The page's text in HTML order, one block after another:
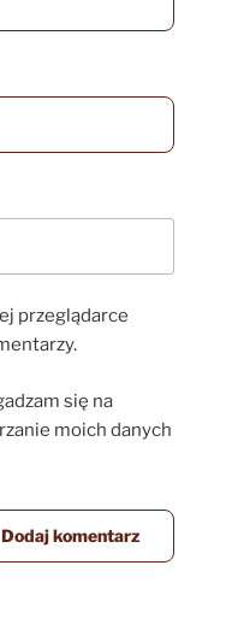
przeglądarce
się na
moich danych